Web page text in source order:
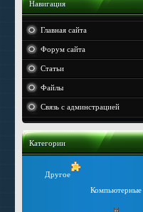
Навигация
Главная сайта
Форум сайта
Статьи
Файлы
Связь с админстрацией
Категории
Другое
Компьютерные